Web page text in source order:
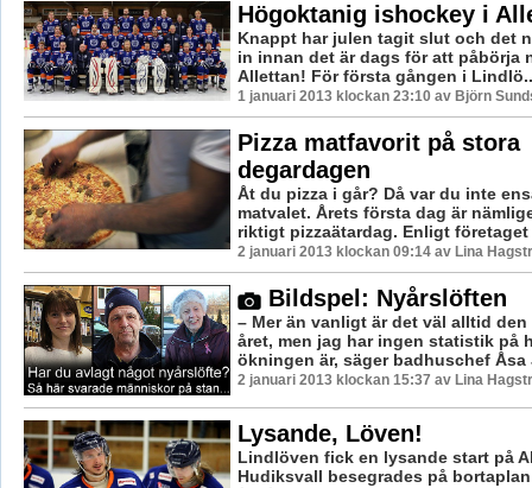
Högoktanig ishockey i
Knappt har julen tagit slut och det
in innan det är dags för att påbörja
Allettan! För första gången i
1 januari 2013 klockan 23:10 av Björn
Pizza matfavorit på stora
degardagen
Åt du pizza i går? Då var du inte
matvalet. Årets första dag är
riktigt pizzaätardag. Enligt företaget
2 januari 2013 klockan 09:14 av Lina
Bildspel: Nyårslöften
– Mer än vanligt är det väl alltid
året, men jag har ingen statistik på
ökningen är, säger badhuschef Åsa
2 januari 2013 klockan 15:37 av Lina
Lysande, Löven!
Lindlöven fick en lysande start på
Hudiksvall besegrades på